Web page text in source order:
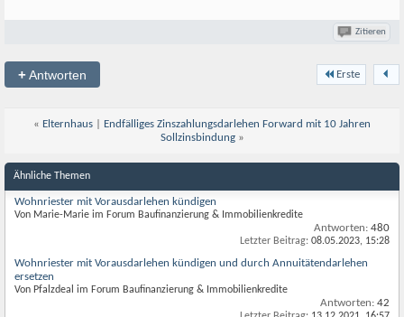
Zitieren
+Antworten Erste
« Elternhaus
Endfälliges Zinszahlungsdarlehen Forward mit 10 Jahren
Sollzinsbindung »
Ähnliche Themen
Wohnriester mit Vorausdarlehen kündigen
Von Marie-Marie im Forum Baufinanzierung & Immobilienkredite
Antworten: 480
Letzter Beitrag: 08.05.2023, 15:28
Wohnriester mit Vorausdarlehen kündigen und durch Annuitätendarlehen
ersetzen
Von Pfalzdeal im Forum Baufinanzierung & Immobilienkredite
Antworten: 42